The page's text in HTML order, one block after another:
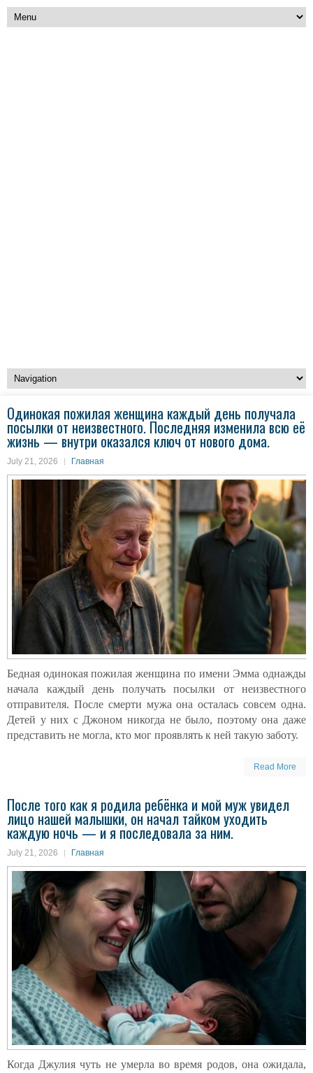
Одинокая пожилая женщина каждый день получала
посылки от неизвестного. Последняя изменила всю её
жизнь — внутри оказался ключ от нового дома.
July 21, 2026 Главная
Бедная одинокая пожилая женщина по имени Эмма однажды
начала каждый день получать посылки от неизвестного
отправителя. После смерти мужа она осталась совсем одна.
Детей у них с Джоном никогда не было, поэтому она даже
представить не могла, кто мог проявлять к ней такую заботу.
Read More
После того как я родила ребёнка и мой муж увидел
лицо нашей малышки, он начал тайком уходить
каждую ночь — и я последовала за ним.
July 21, 2026 Главная
Когда Джулия чуть не умерла во время родов, она ожидала,